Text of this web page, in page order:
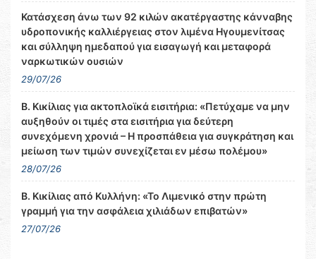
Κατάσχεση άνω των 92 κιλών ακατέργαστης κάνναβης
υδροπονικής καλλιέργειας στον λιμένα Ηγουμενίτσας
και σύλληψη ημεδαπού για εισαγωγή και μεταφορά
ναρκωτικών ουσιών
29/07/26
Β. Κικίλιας για ακτοπλοϊκά εισιτήρια: «Πετύχαμε να μην
αυξηθούν οι τιμές στα εισιτήρια για δεύτερη
συνεχόμενη χρονιά – Η προσπάθεια για συγκράτηση και
μείωση των τιμών συνεχίζεται εν μέσω πολέμου»
28/07/26
Β. Κικίλιας από Κυλλήνη: «Το Λιμενικό στην πρώτη
γραμμή για την ασφάλεια χιλιάδων επιβατών»
27/07/26